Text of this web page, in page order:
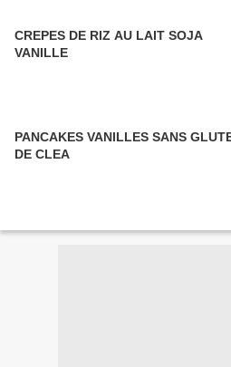
CREPES DE RIZ AU LAIT SOJA
VANILLE
PANCAKES VANILLES SANS
DE CLEA